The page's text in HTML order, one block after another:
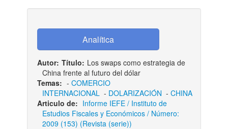
Autor: Título: Los swaps como estrategia de
China frente al futuro del dólar
Temas: - COMERCIO
INTERNACIONAL- DOLARIZACIÓN - CHINA
Articulo de: Informe IEFE / Instituto de
Estudios Fiscales y Económicos / Número:
2009 (153) (Revista (serie))